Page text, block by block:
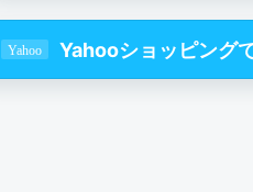
Yahooショッピング